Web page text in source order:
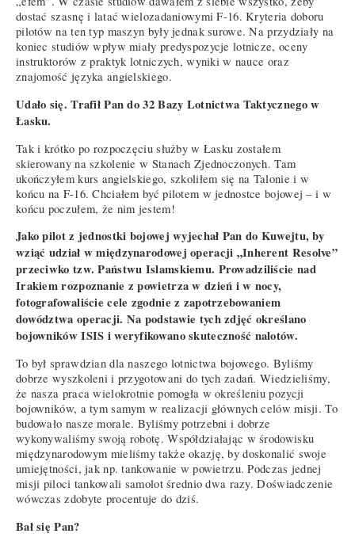
dostać szasnę i latać wielozadaniowymi F-16. Kryteria doboru
pilotów na ten typ maszyn były jednak surowe. Na przydziały na
koniec studiów wpływ miały predyspozycje lotnicze, oceny
instruktorów z praktyk lotniczych, wyniki w nauce oraz
znajomość języka angielskiego.
Udało się. Trafił Pan do 32 Bazy Lotnictwa Taktycznego w
Łasku.
Tak i krótko po rozpoczęciu służby w Łasku zostałem
skierowany na szkolenie w Stanach Zjednoczonych. Tam
ukończyłem kurs angielskiego, szkoliłem się na Talonie i w
końcu na F-16. Chciałem być pilotem w jednostce bojowej – i w
końcu poczułem, że nim jestem!
Jako pilot z jednostki bojowej wyjechał Pan do Kuwejtu, by
wziąć udział w międzynarodowej operacji „Inherent Resolve”
przeciwko tzw. Państwu Islamskiemu. Prowadziliście nad
Irakiem rozpoznanie z powietrza w dzień i w nocy,
fotografowaliście cele zgodnie z zapotrzebowaniem
dowództwa operacji. Na podstawie tych zdjęć określano
bojowników ISIS i weryfikowano skuteczność nalotów.
To był sprawdzian dla naszego lotnictwa bojowego. Byliśmy
dobrze wyszkoleni i przygotowani do tych zadań. Wiedzieliśmy,
że nasza praca wielokrotnie pomogła w określeniu pozycji
bojowników, a tym samym w realizacji głównych celów misji. To
budowało nasze morale. Byliśmy potrzebni i dobrze
wykonywaliśmy swoją robotę. Współdziałając w środowisku
międzynarodowym mieliśmy także okazję, by doskonalić swoje
umiejętności, jak np. tankowanie w powietrzu. Podczas jednej
misji piloci tankowali samolot średnio dwa razy. Doświadczenie
wówczas zdobyte procentuje do dziś.
Bał się Pan?